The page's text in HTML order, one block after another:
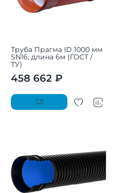
Труба Прагма ID 1000 мм
SN16, длина 6м (ГОСТ /
ТУ)
458 662 ₽